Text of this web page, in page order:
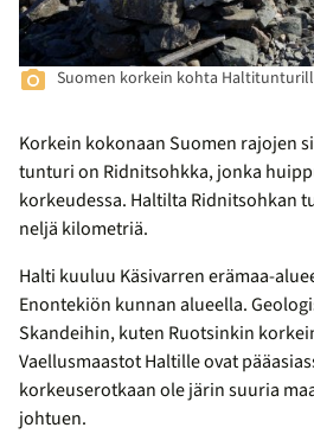
Suomen korkein kohta
Korkein kokonaan Suomen rajojen
tunturi on Ridnitsohkka, jonka
korkeudessa. Haltilta Ridnitsohkan
neljä kilometriä.
Halti kuuluu Käsivarren erämaa-
Enontekiön kunnan alueella.
Skandeihin, kuten Ruotsinkin
Vaellusmaastot Haltille ovat
korkeuserotkaan ole järin suuria
johtuen.